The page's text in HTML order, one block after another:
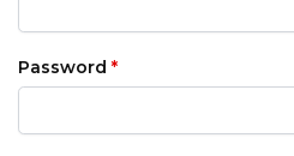
Password *